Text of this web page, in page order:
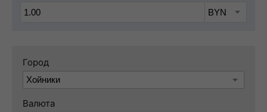
Город
Валюта